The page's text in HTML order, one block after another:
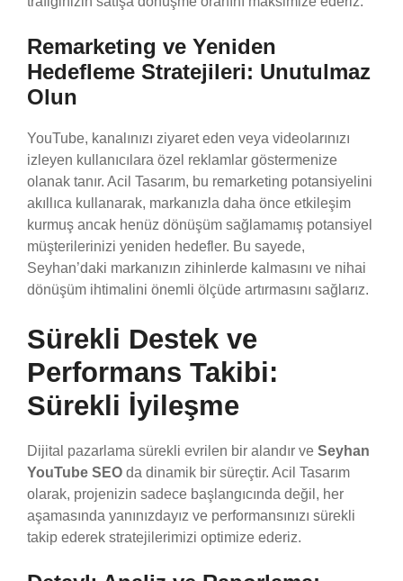
Remarketing ve Yeniden
Hedefleme Stratejileri: Unutulmaz
Olun
YouTube, kanalınızı ziyaret eden veya videolarınızı
izleyen kullanıcılara özel reklamlar göstermenize
olanak tanır. Acil Tasarım, bu remarketing potansiyelini
akıllıca kullanarak, markanızla daha önce etkileşim
kurmuş ancak henüz dönüşüm sağlamamış potansiyel
müşterilerinizi yeniden hedefler. Bu sayede,
Seyhan’daki markanızın zihinlerde kalmasını ve nihai
dönüşüm ihtimalini önemli ölçüde artırmasını sağlarız.
Sürekli Destek ve
Performans Takibi:
Sürekli İyileşme
Dijital pazarlama sürekli evrilen bir alandır ve Seyhan
YouTube SEO da dinamik bir süreçtir. Acil Tasarım
olarak, projenizin sadece başlangıcında değil, her
aşamasında yanınızdayız ve performansınızı sürekli
takip ederek stratejilerimizi optimize ederiz.